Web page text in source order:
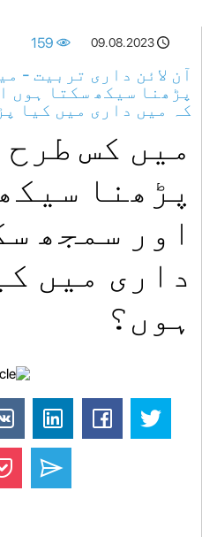
09.08.2023
159
آن لائن داری تربیت -
پڑھنا سیکھ سکتا ہوں
کہ میں داری میں کیا
میں کس
پڑھنا
اور سمجھ
داری میں
ہوں؟